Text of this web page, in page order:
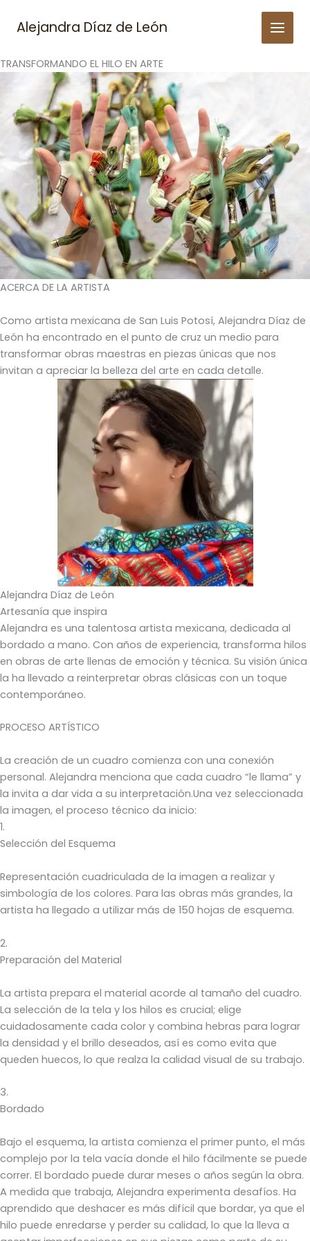
Alejandra Díaz de León
TRANSFORMANDO EL HILO EN ARTE
ACERCA DE LA ARTISTA
Como artista mexicana de San Luis Potosí, Alejandra Díaz de
León ha encontrado en el punto de cruz un medio para
transformar obras maestras en piezas únicas que nos
invitan a apreciar la belleza del arte en cada detalle.
Alejandra Díaz de León
Artesanía que inspira
Alejandra es una talentosa artista mexicana, dedicada al
bordado a mano. Con años de experiencia, transforma hilos
en obras de arte llenas de emoción y técnica. Su visión única
la ha llevado a reinterpretar obras clásicas con un toque
contemporáneo.
PROCESO ARTÍSTICO
La creación de un cuadro comienza con una conexión
personal. Alejandra menciona que cada cuadro “le llama” y
la invita a dar vida a su interpretación.Una vez seleccionada
la imagen, el proceso técnico da inicio:
1.
Selección del Esquema
Representación cuadriculada de la imagen a realizar y
simbología de los colores. Para las obras más grandes, la
artista ha llegado a utilizar más de 150 hojas de esquema.
2.
Preparación del Material
La artista prepara el material acorde al tamaño del cuadro.
La selección de la tela y los hilos es crucial; elige
cuidadosamente cada color y combina hebras para lograr
la densidad y el brillo deseados, así es como evita que
queden huecos, lo que realza la calidad visual de su trabajo.
3.
Bordado
Bajo el esquema, la artista comienza el primer punto, el más
complejo por la tela vacía donde el hilo fácilmente se puede
correr. El bordado puede durar meses o años según la obra.
A medida que trabaja, Alejandra experimenta desafíos. Ha
aprendido que deshacer es más difícil que bordar, ya que el
hilo puede enredarse y perder su calidad, lo que la lleva a